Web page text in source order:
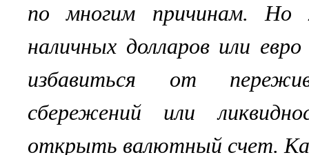
по многим причинам. Но
наличных долларов или
избавиться от
сбережений или
открыть валютный счет.